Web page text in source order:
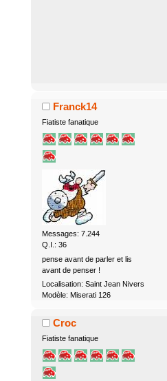
Franck14
Fiatiste fanatique
Messages: 7.244
Q.I.: 36
pense avant de parler et lis
avant de penser !
Localisation: Saint Jean Nivers
Modèle: Miserati 126
Croc
Fiatiste fanatique